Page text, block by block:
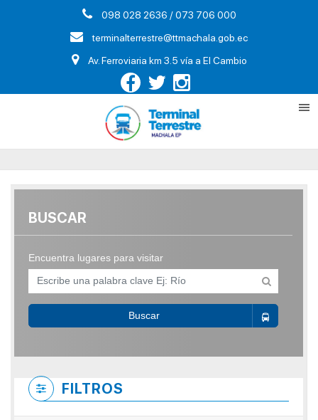
098 028 2636 / 073 706 000
terminalterrestre@ttmachala.gob.ec
Av. Ferroviaria km 3.5 vía a El Cambio
BUSCAR
Encuentra lugares para visitar
Buscar
FILTROS